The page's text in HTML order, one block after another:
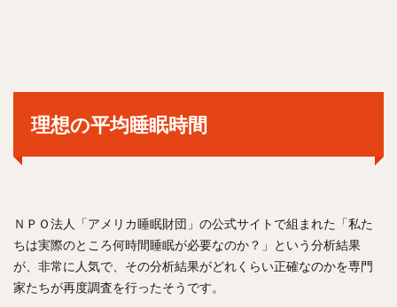
理想の平均睡眠時間
ＮＰＯ法人「アメリカ睡眠財団」の公式サイトで組まれた「私た
ちは実際のところ何時間睡眠が必要なのか？」という分析結果
が、非常に人気で、その分析結果がどれくらい正確なのかを専門
家たちが再度調査を行ったそうです。